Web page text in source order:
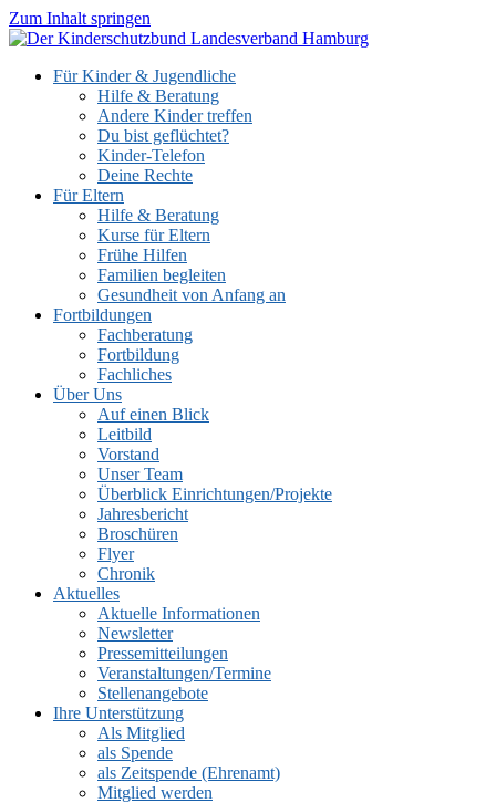
Zum Inhalt springen
Für Kinder & Jugendliche
Hilfe & Beratung
Andere Kinder treffen
Du bist geflüchtet?
Kinder-Telefon
Deine Rechte
Für Eltern
Hilfe & Beratung
Kurse für Eltern
Frühe Hilfen
Familien begleiten
Gesundheit von Anfang an
Fortbildungen
Fachberatung
Fortbildung
Fachliches
Über Uns
Auf einen Blick
Leitbild
Vorstand
Unser Team
Überblick Einrichtungen/Projekte
Jahresbericht
Broschüren
Flyer
Chronik
Aktuelles
Aktuelle Informationen
Newsletter
Pressemitteilungen
Veranstaltungen/Termine
Stellenangebote
Ihre Unterstützung
Als Mitglied
als Spende
als Zeitspende (Ehrenamt)
Mitglied werden